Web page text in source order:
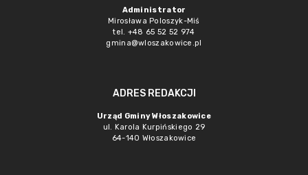
Administrator
Mirosława Poloszyk-Miś
tel. +48 65 52 52 974
gmina@wloszakowice.pl
ADRES REDAKCJI
Urząd Gminy Włoszakowice
ul. Karola Kurpińskiego 29
64-140 Włoszakowice